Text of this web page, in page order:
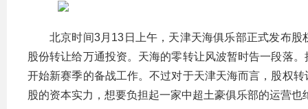
北京时间3月13日上午，天津天海俱乐部正式发布
股份转让给万通投资。天海的零转让风波暂时告一段落
开始新赛季的备战工作。不过对于天津天海而言，股权
股的资本实力，想要负担起一家中超土豪俱乐部的运营也